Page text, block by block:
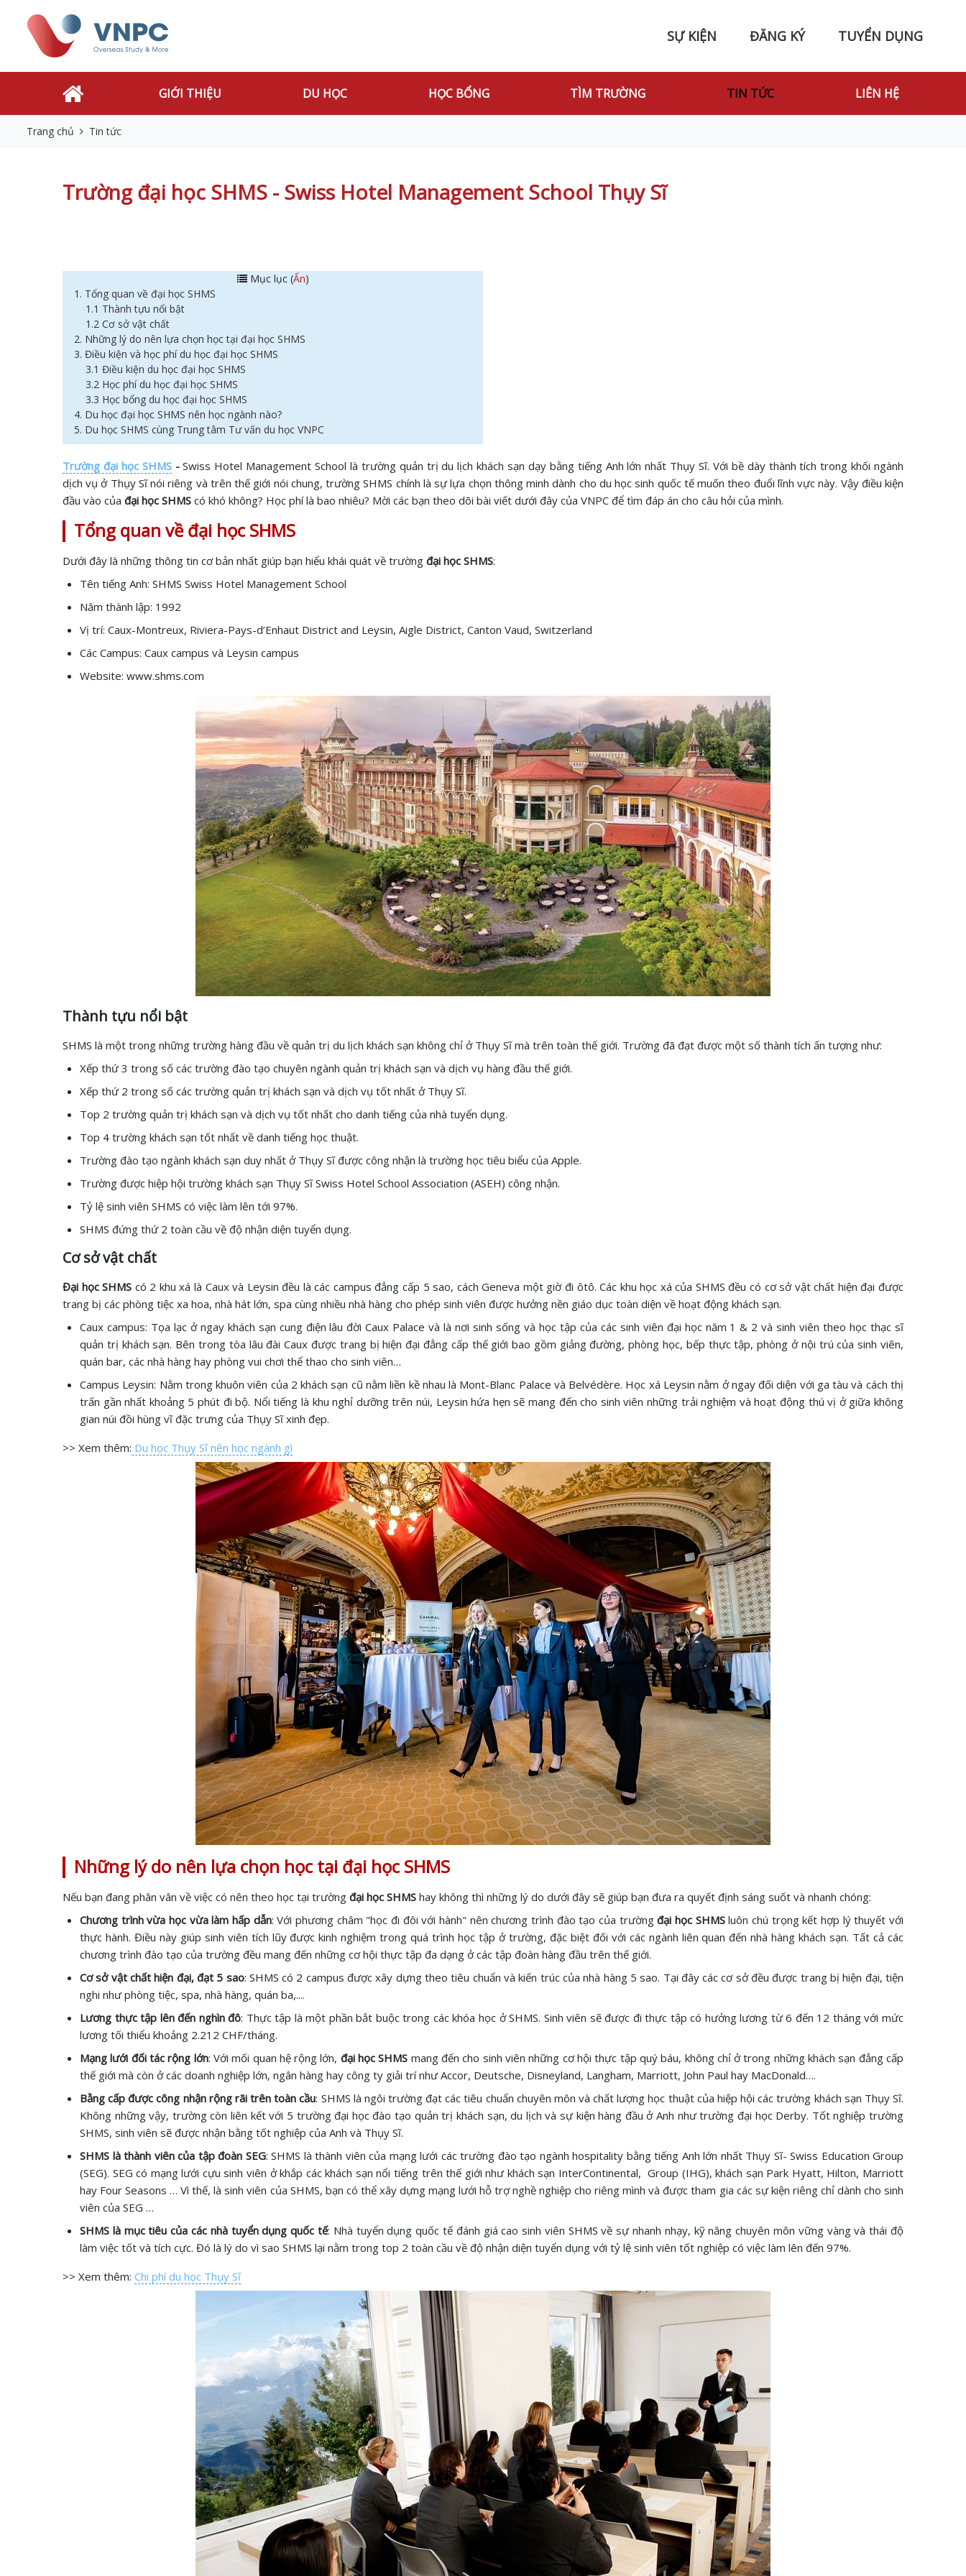
SỰ KIỆN ĐĂNG KÝ TUYỂN DỤNG
GIỚI THIỆU DU HỌC HỌC BỔNG TÌM TRƯỜNG TIN TỨC LIÊN HỆ
Trang chủ Tin tức
Trường đại học SHMS - Swiss Hotel Management School Thụy Sĩ
Mục lục (Ẩn)
1. Tổng quan về đại học SHMS
1.1 Thành tựu nổi bật
1.2 Cơ sở vật chất
2. Những lý do nên lựa chọn học tại đại học SHMS
3. Điều kiện và học phí du học đại học SHMS
3.1 Điều kiện du học đại học SHMS
3.2 Học phí du học đại học SHMS
3.3 Học bổng du học đại học SHMS
4. Du học đại học SHMS nên học ngành nào?
5. Du học SHMS cùng Trung tâm Tư vấn du học VNPC
Trường đại học SHMS-Swiss Hotel Management School là trường quản trị du lịch khách sạn dạy bằng tiếng Anh lớn nhất Thụy Sĩ. Với bề dày thành tích trong khối ngành
dịch vụ ở Thụy Sĩ nói riêng và trên thế giới nói chung, trường SHMS chính là sự lựa chọn thông minh dành cho du học sinh quốc tế muốn theo đuổi lĩnh vực này. Vậy điều kiện
đầu vào của đại học SHMS có khó không? Học phí là bao nhiêu? Mời các bạn theo dõi bài viết dưới đây của VNPC để tìm đáp án cho câu hỏi của mình.
Tổng quan về đại học SHMS
Dưới đây là những thông tin cơ bản nhất giúp bạn hiểu khái quát về trường đại học SHMS:
Tên tiếng Anh: SHMS Swiss Hotel Management School
Năm thành lập: 1992
Vị trí: Caux-Montreux, Riviera-Pays-d’Enhaut District and Leysin, Aigle District, Canton Vaud, Switzerland
Các Campus: Caux campus và Leysin campus
Website: www.shms.com
Thành tựu nổi bật
SHMS là một trong những trường hàng đầu về quản trị du lịch khách sạn không chỉ ở Thụy Sĩ mà trên toàn thế giới. Trường đã đạt được một số thành tích ấn tượng như:
Xếp thứ 3 trong số các trường đào tạo chuyên ngành quản trị khách sạn và dịch vụ hàng đầu thế giới.
Xếp thứ 2 trong số các trường quản trị khách sạn và dịch vụ tốt nhất ở Thụy Sĩ.
Top 2 trường quản trị khách sạn và dịch vụ tốt nhất cho danh tiếng của nhà tuyển dụng.
Top 4 trường khách sạn tốt nhất về danh tiếng học thuật.
Trường đào tạo ngành khách sạn duy nhất ở Thụy Sĩ được công nhận là trường học tiêu biểu của Apple.
Trường được hiệp hội trường khách sạn Thụy Sĩ Swiss Hotel School Association (ASEH) công nhận.
Tỷ lệ sinh viên SHMS có việc làm lên tới 97%.
SHMS đứng thứ 2 toàn cầu về độ nhận diện tuyển dụng.
Cơ sở vật chất
Đại học SHMS có 2 khu xá là Caux và Leysin đều là các campus đẳng cấp 5 sao, cách Geneva một giờ đi ôtô. Các khu học xá của SHMS đều có cơ sở vật chất hiện đại được
trang bị các phòng tiệc xa hoa, nhà hát lớn, spa cùng nhiều nhà hàng cho phép sinh viên được hưởng nền giáo dục toàn diện về hoạt động khách sạn.
Caux campus: Tọa lạc ở ngay khách sạn cung điện lâu đời Caux Palace và là nơi sinh sống và học tập của các sinh viên đại học năm 1 & 2 và sinh viên theo học thạc sĩ
quản trị khách sạn. Bên trong tòa lâu đài Caux được trang bị hiện đại đẳng cấp thế giới bao gồm giảng đường, phòng học, bếp thực tập, phòng ở nội trú của sinh viên,
quán bar, các nhà hàng hay phòng vui chơi thể thao cho sinh viên…
Campus Leysin: Nằm trong khuôn viên của 2 khách sạn cũ nằm liền kề nhau là Mont-Blanc Palace và Belvédère. Học xá Leysin nằm ở ngay đối diện với ga tàu và cách thị
trấn gần nhất khoảng 5 phút đi bộ. Nổi tiếng là khu nghỉ dưỡng trên núi, Leysin hứa hẹn sẽ mang đến cho sinh viên những trải nghiệm và hoạt động thú vị ở giữa không
gian núi đồi hùng vĩ đặc trưng của Thụy Sĩ xinh đẹp.
>> Xem thêm: Du học Thụy Sĩ nên học ngành gì
Những lý do nên lựa chọn học tại đại học SHMS
Nếu bạn đang phân vân về việc có nên theo học tại trường đại học SHMS hay không thì những lý do dưới đây sẽ giúp bạn đưa ra quyết định sáng suốt và nhanh chóng:
Chương trình vừa học vừa làm hấp dẫn: Với phương châm "học đi đôi với hành" nên chương trình đào tạo của trườngđại học SHMSluôn chú trọng kết hợp lý thuyết với
thực hành. Điều này giúp sinh viên tích lũy được kinh nghiệm trong quá trình học tập ở trường, đặc biệt đối với các ngành liên quan đến nhà hàng khách sạn. Tất cả các
chương trình đào tạo của trường đều mang đến những cơ hội thực tập đa dạng ở các tập đoàn hàng đầu trên thế giới.
Cơ sở vật chất hiện đại, đạt 5 sao: SHMS có 2 campus được xây dựng theo tiêu chuẩn và kiến trúc của nhà hàng 5 sao. Tại đây các cơ sở đều được trang bị hiện đại, tiện
nghi như phòng tiệc, spa, nhà hàng, quán ba,....
Lương thực tập lên đến nghìn đô: Thực tập là một phần bắt buộc trong các khóa học ở SHMS. Sinh viên sẽ được đi thực tập có hưởng lương từ 6 đến 12 tháng với mức
lương tối thiểu khoảng 2.212 CHF/tháng.
Mạng lưới đối tác rộng lớn: Với mối quan hệ rộng lớn, đại học SHMS mang đến cho sinh viên những cơ hội thực tập quý báu, không chỉ ở trong những khách sạn đẳng cấp
thế giới mà còn ở các doanh nghiệp lớn, ngân hàng hay công ty giải trí như Accor, Deutsche, Disneyland, Langham, Marriott, John Paul hay MacDonald….
Bằng cấp được công nhận rộng rãi trên toàn cầu: SHMS là ngôi trường đạt các tiêu chuẩn chuyên môn và chất lượng học thuật của hiệp hội các trường khách sạn Thụy Sĩ.
Không những vậy, trường còn liên kết với 5 trường đại học đào tạo quản trị khách sạn, du lịch và sự kiện hàng đầu ở Anh như trường đại học Derby. Tốt nghiệp trường
SHMS, sinh viên sẽ được nhận bằng tốt nghiệp của Anh và Thụy Sĩ.
SHMS là thành viên của tập đoàn SEG: SHMS là thành viên của mạng lưới các trường đào tạo ngành hospitality bằng tiếng Anh lớn nhất Thụy Sĩ- Swiss Education Group
(SEG). SEG có mạng lưới cựu sinh viên ở khắp các khách sạn nổi tiếng trên thế giới như khách sạn InterContinental, Group (IHG), khách sạn Park Hyatt, Hilton, Marriott
hay Four Seasons … Vì thế, là sinh viên của SHMS, bạn có thể xây dựng mạng lưới hỗ trợ nghề nghiệp cho riêng mình và được tham gia các sự kiện riêng chỉ dành cho sinh
viên của SEG …
SHMS là mục tiêu của các nhà tuyển dụng quốc tế: Nhà tuyển dụng quốc tế đánh giá cao sinh viên SHMS về sự nhanh nhạy, kỹ năng chuyên môn vững vàng và thái độ
làm việc tốt và tích cực. Đó là lý do vì sao SHMS lại nằm trong top 2 toàn cầu về độ nhận diện tuyển dụng với tỷ lệ sinh viên tốt nghiệp có việc làm lên đến 97%.
>> Xem thêm: Chi phí du học Thụy Sĩ